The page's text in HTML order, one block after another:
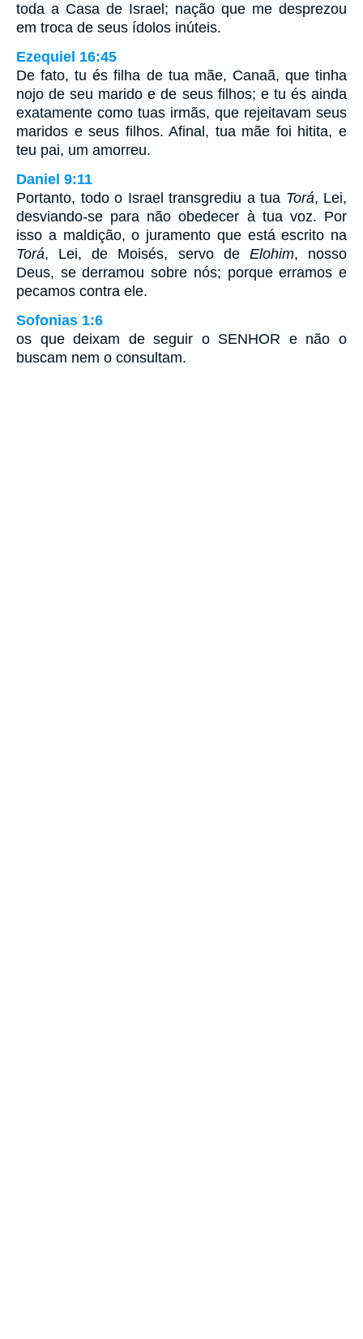
toda a Casa de Israel; nação que me desprezou
em troca de seus ídolos inúteis.
Ezequiel 16:45
De fato, tu és filha de tua mãe, Canaã, que tinha
nojo de seu marido e de seus filhos; e tu és ainda
exatamente como tuas irmãs, que rejeitavam seus
maridos e seus filhos. Afinal, tua mãe foi hitita, e
teu pai, um amorreu.
Daniel 9:11
Portanto, todo o Israel transgrediu a tua Torá, Lei,
desviando-se para não obedecer à tua voz. Por
isso a maldição, o juramento que está escrito na
Torá, Lei, de Moisés, servo de Elohim, nosso
Deus, se derramou sobre nós; porque erramos e
pecamos contra ele.
Sofonias 1:6
os que deixam de seguir o SENHOR e não o
buscam nem o consultam.